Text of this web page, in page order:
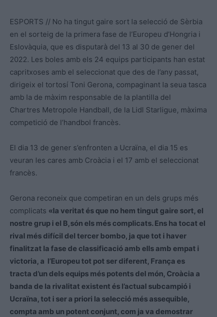
ESPORTS // No ha tingut gaire sort la selecció de Sèrbia
en el sorteig de la primera fase de l’Europeu d’Hongria i
Eslovàquia, que es disputarà del 13 al 30 de gener del
2022. Les boles amb els 24 equips participants han estat
capritxoses amb el seleccionat que des de l’any passat,
dirigeix el tortosí Toni Gerona, compaginant la seua tasca
amb la de màxim responsable de la plantilla del
Chartres Metropole Handball, de la Lidl Starligue, màxima
competició de l’handbol francès.
El dia 13 de gener s’enfronten a Ucraïna, el dia 15 es
veuran les cares amb Croàcia i el 17 amb el seleccionat
francès.
Gerona reconeix que competiran en un dels grups més
complicats «la veritat és que no hem tingut gaire sort, el
nostre grup i el B,són els més complicats. Ens ha tocat el
rival més difícil del tercer bombo, ja que tot i haver
finalitzat la fase de classificació amb ells amb empat i
victoria, a l’Europeu tot pot ser diferent, França es
tracta d’un dels equips més potents del món, Croàcia a
banda de la rivalitat existent és l’actual subcampió i
Ucraïna, tot i ser a priori la selecció més assequible,
compta amb un potent conjunt, com ja va demostrar